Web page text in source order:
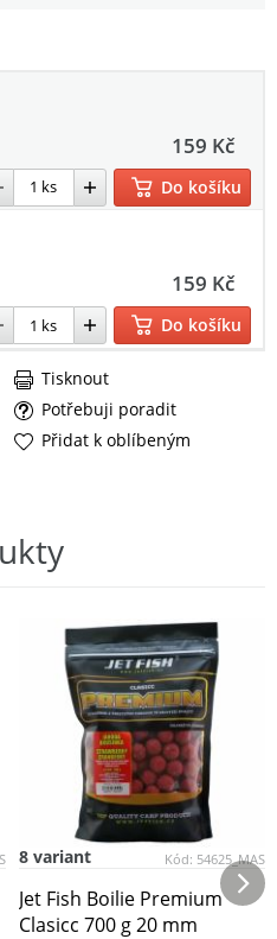
159 Kč
Do košíku
159 Kč
Do košíku
Potřebuji poradit
Tisknout
Přidat k oblíbeným
Kód: 54625_MAS
8 variant
Jet Fish Boilie Premium
Clasicc 700 g 20 mm